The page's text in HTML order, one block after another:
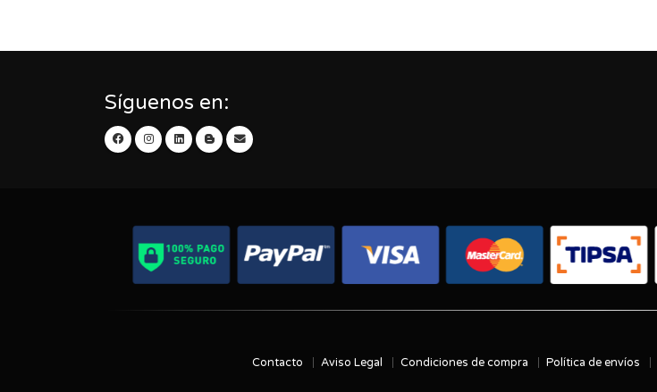
Síguenos en:
Contacto Aviso Legal Condiciones de compra Política de envíos